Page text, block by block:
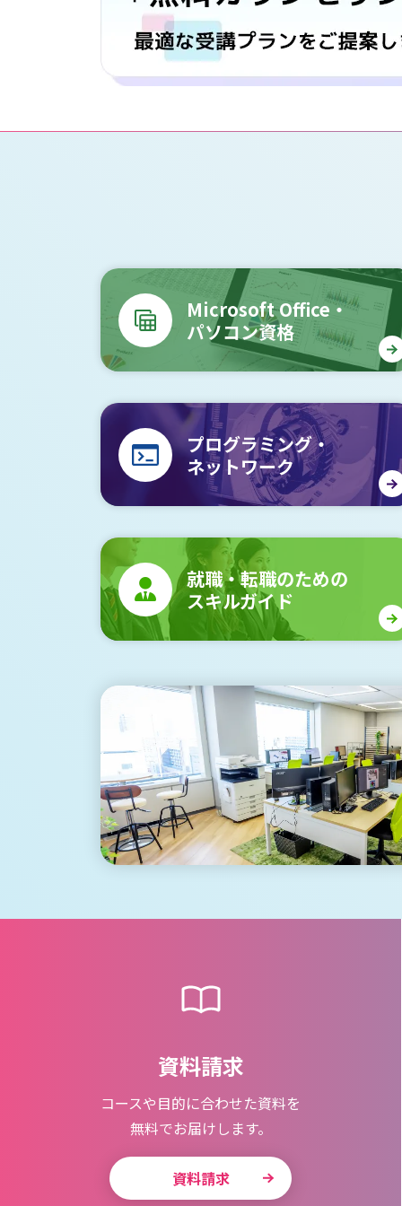
Microsoft Office・
パソコン資格
プログラミング・
ネットワーク
就職・転職のための
スキルガイド
資料請求
コースや目的に合わせた資料を
無料でお届けします。
資料請求